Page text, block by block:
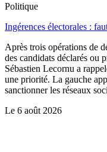
Politique
Ingérences électorales :
Après trois opérations de
des candidats déclarés ou
Sébastien Lecornu a
une priorité. La gauche
sanctionner les réseaux
Le 6 août 2026